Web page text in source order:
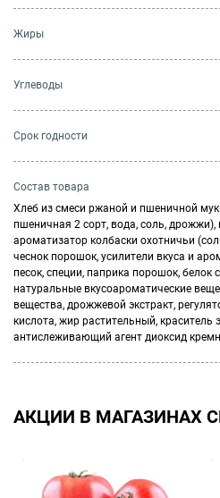
Жиры
Углеводы
Cрок годности
Состав товара
Хлеб из смеси ржаной и пшеничной
пшеничная 2 сорт, вода, соль, дрожжи),
ароматизатор колбаски охотничьи
чеснок порошок, усилители вкуса и
песок, специи, паприка порошок, белок
натуральные вкусоароматические
вещества, дрожжевой экстракт,
кислота, жир растительный, краситель
антислеживающий агент диоксид
АКЦИИ В МАГАЗИНАХ